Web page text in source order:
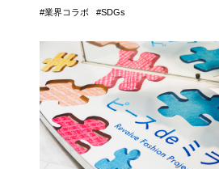
#業界コラボ #SDGs